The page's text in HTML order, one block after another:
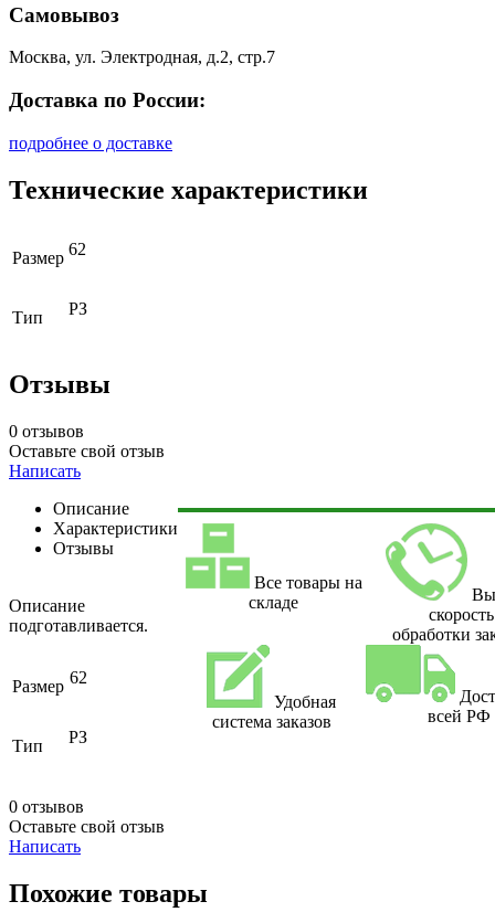
Самовывоз
Москва, ул. Электродная, д.2, стр.7
Доставка по России:
подробнее о доставке
Технические характеристики
Размер 62
Тип РЗ
Отзывы
0 отзывов
Оставьте свой отзыв
Написать
Описание
Характеристики
Отзывы
Описание
подготавливается.
Размер 62
Тип РЗ
0 отзывов
Оставьте свой отзыв
Написать
Все товары на
складе
скорость
обработки
Удобная
система заказов
всей РФ
Похожие товары